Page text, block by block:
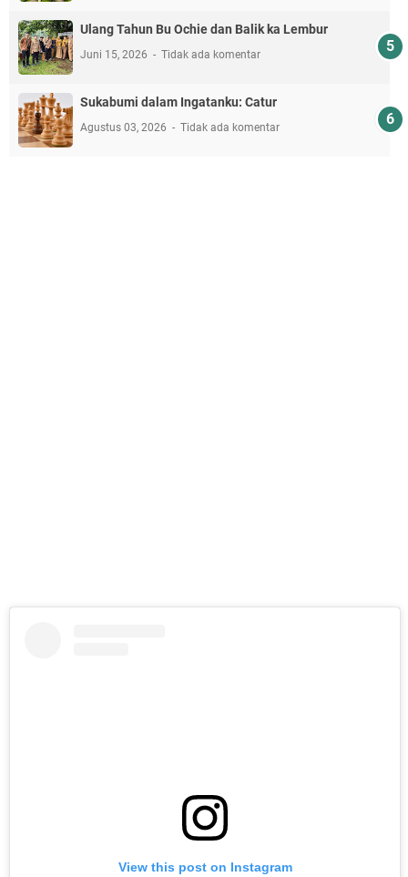
Ulang Tahun Bu Ochie dan Balik ka Lembur
Juni 15, 2026 Tidak ada komentar
Sukabumi dalam Ingatanku: Catur
Agustus 03, 2026 Tidak ada komentar
View this post on Instagram